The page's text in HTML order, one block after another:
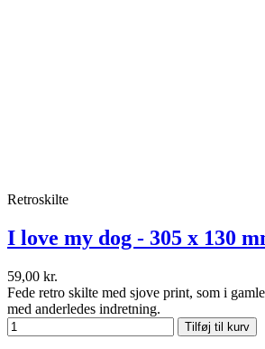
Retroskilte
I love my dog - 305 x 130
59,00 kr.
Fede retro skilte med sjove print, som i
med anderledes indretning.
Tilføj til kurv